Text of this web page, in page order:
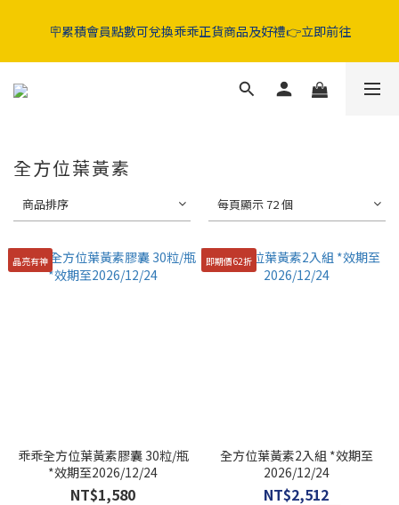
GABA益生菌
🪧累積會員點數可兌換乖乖正貨商品及好禮👉立即前往
5折起‼️晶亮葉黃素 / 好眠膠囊 / 純淨益生菌 / 舒敏益生菌 / 蔓越莓
全方位葉黃素
商品排序 每頁顯示 72 個
晶亮有神
乖乖全方位葉黃素膠囊 30粒/瓶
*效期至2026/12/24
NT$1,580
即期價62折
全方位葉黃素2入組 *效期至
2026/12/24
NT$2,512